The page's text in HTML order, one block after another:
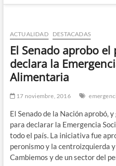
ACTUALIDAD DESTACADAS
El Senado aprobo
declara la
Alimentaria
17 noviembre, 2016
El Senado de la Nación aprobó,
para declarar la Emergencia
todo el país. La iniciativa fue
peronismo y la centroizquierda
Cambiemos y de un sector del